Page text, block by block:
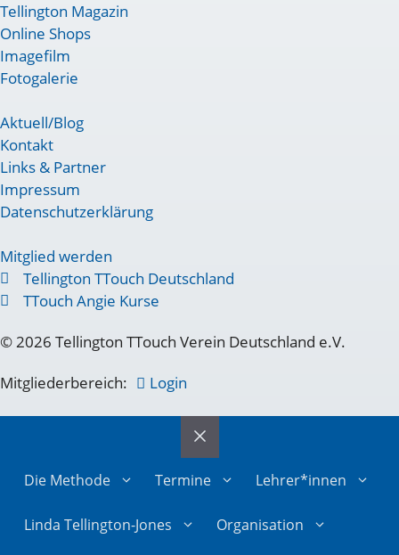
Tellington Magazin
Online Shops
Imagefilm
Fotogalerie
Aktuell/Blog
Kontakt
Links & Partner
Impressum
Datenschutzerklärung
Mitglied werden
Tellington TTouch Deutschland
TTouch Angie Kurse
© 2026 Tellington TTouch Verein Deutschland e.V.
Mitgliederbereich:
Login
Die Methode Termine Lehrer*innen
Linda Tellington-Jones Organisation